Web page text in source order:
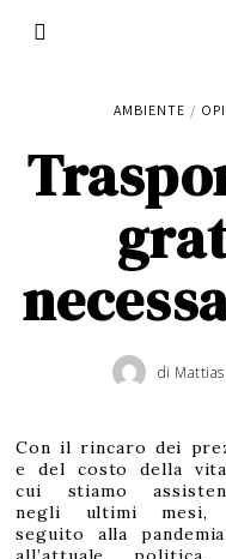
AMBIENTE /
di
Con il rincaro dei
e del costo della
cui stiamo
negli ultimi mesi,
seguito alla